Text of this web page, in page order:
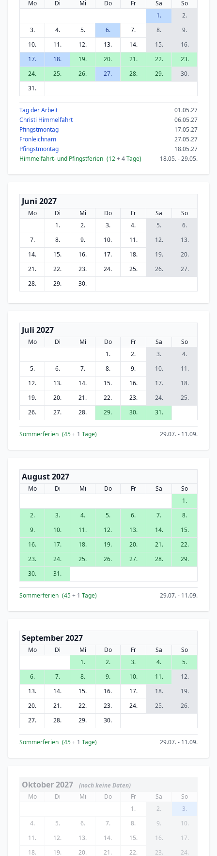
Mo Di Mi Do Fr Sa
So
1.
2.
3.
4. 5. 6. 7. 8.
9.
10.
11. 12. 13. 14. 15.
16.
17.
18. 19. 20. 21. 22.
23.
24.
25. 26. 27. 28. 29.
30.
31.
Tag der Arbeit
01.05.27
Christi Himmelfahrt
06.05.27
Pfingstmontag
17.05.27
Fronleichnam
27.05.27
Pfingstmontag
18.05.27
Himmelfahrt- und Pfingstferien (12+ 4Tage) 18.05. - 29.05.
Juni 2027
Mo Di Mi Do Fr Sa
So
1.
2. 3. 4. 5.
6.
7.
8. 9. 10. 11. 12.
13.
14.
15. 16. 17. 18. 19.
20.
21.
22. 23. 24. 25. 26.
27.
28.
29. 30.
Juli 2027
Mo Di Mi Do Fr Sa
So
1.
2. 3.
4.
5.
6. 7. 8. 9. 10.
11.
12.
13. 14. 15. 16. 17.
18.
19.
20. 21. 22. 23. 24.
25.
26.
27. 28. 29. 30. 31.
Sommerferien (45+ 1 Tage) 29.07. - 11.09.
August 2027
Mo Di Mi Do Fr Sa
So
1.
2.
3. 4. 5. 6. 7.
8.
9.
10. 11. 12. 13. 14.
15.
16.
17. 18. 19. 20. 21.
22.
23.
24. 25. 26. 27. 28.
29.
30.
31.
Sommerferien (45+ 1 Tage) 29.07. - 11.09.
September 2027
Mo Di Mi Do Fr Sa
So
1.
2. 3. 4.
5.
6.
7. 8. 9. 10. 11.
12.
13.
14. 15. 16. 17. 18.
19.
20.
21. 22. 23. 24. 25.
26.
27.
28. 29. 30.
Sommerferien (45+ 1 Tage) 29.07. - 11.09.
Oktober 2027
(noch keine Daten)
Mo
Di Mi Do Fr Sa
So
1.
2.
3.
4.
5. 6. 7. 8. 9.
10.
11.
12. 13. 14. 15. 16.
17.
18.
19. 20. 21. 22. 23.
24.